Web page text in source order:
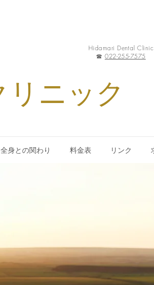
Hidamari Dental Clinic
☎︎022-255-7575
ニック
全身との関わり 料金表 リンク